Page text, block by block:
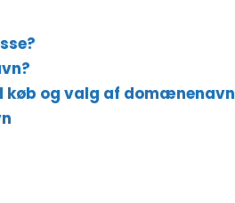
køb og valg af domænenavn